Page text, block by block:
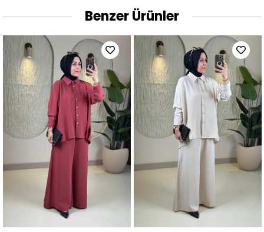
Benzer Ürünler